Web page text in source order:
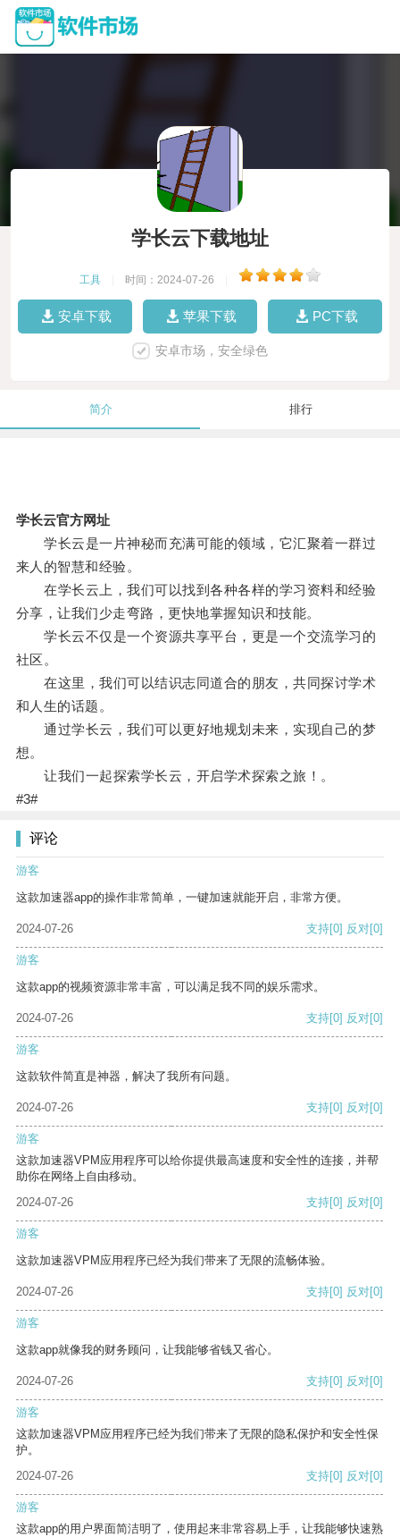
学长云下载地址
工具 时间：2024-07-26
安卓下载 苹果下载 PC下载
安卓市场，安全绿色
简介 排行
学长云官方网址
学长云是一片神秘而充满可能的领域，它汇聚着一群过
来人的智慧和经验。
在学长云上，我们可以找到各种各样的学习资料和经验
分享，让我们少走弯路，更快地掌握知识和技能。
学长云不仅是一个资源共享平台，更是一个交流学习的
社区。
在这里，我们可以结识志同道合的朋友，共同探讨学术
和人生的话题。
通过学长云，我们可以更好地规划未来，实现自己的梦
想。
让我们一起探索学长云，开启学术探索之旅！。
#3#
评论
游客
这款加速器app的操作非常简单，一键加速就能开启，非常方便。
2024-07-26 支持[0] 反对[0]
游客
这款app的视频资源非常丰富，可以满足我不同的娱乐需求。
2024-07-26 支持[0] 反对[0]
游客
这款软件简直是神器，解决了我所有问题。
2024-07-26 支持[0] 反对[0]
游客
这款加速器VPM应用程序可以给你提供最高速度和安全性的连接，并帮
助你在网络上自由移动。
2024-07-26
支持[0] 反对[0]
游客
这款加速器VPM应用程序已经为我们带来了无限的流畅体验。
2024-07-26 支持[0] 反对[0]
游客
这款app就像我的财务顾问，让我能够省钱又省心。
2024-07-26 支持[0] 反对[0]
游客
这款加速器VPM应用程序已经为我们带来了无限的隐私保护和安全性保
护。
2024-07-26
支持[0] 反对[0]
游客
这款app的用户界面简洁明了，使用起来非常容易上手，让我能够快速熟